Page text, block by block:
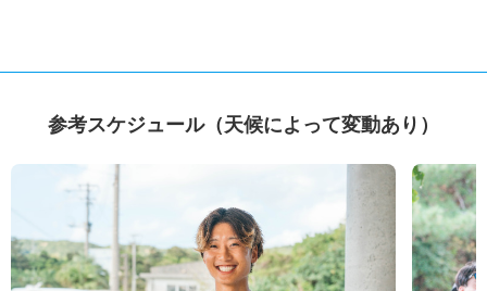
参考スケジュール（天候によって変動あり）